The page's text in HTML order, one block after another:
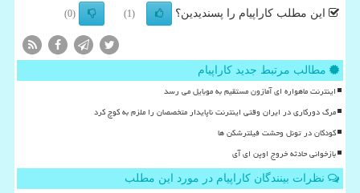
این مطلب کاراپیام را پسندیدین؟ (1)
(0)
مطالب مرتبط جدید کاراپیام
اینترنت ماهواره ای آمازون مستقیم به موبایل می رسد
مرگ دورکاری در ایران وقتی اینترنت ناپایدار متخصصان را ملزم به کوچ کرد
کودکان در تونل وحشت فیلترشکن ها
بازخوانی حادثه خروج اوپن ای آی
نظرات بینندگان کاراپیام در مورد این مطلب